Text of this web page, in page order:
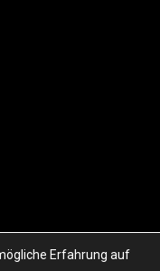
Erfahrung auf